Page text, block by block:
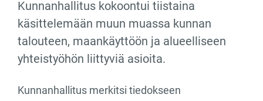
Kunnanhallitus kokoontui tiistaina
käsittelemään muun muassa kunnan
talouteen, maankäyttöön ja alueelliseen
yhteistyöhön liittyviä asioita.
Kunnanhallitus merkitsi tiedokseen